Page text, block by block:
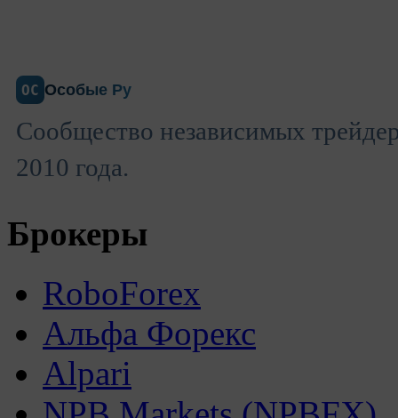
ОС Особые Ру
Сообщество независимых
2010 года.
Брокеры
RoboForex
Альфа Форекс
Alpari